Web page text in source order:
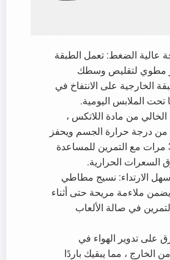
عالية الضغط: تعمل الطبقة
مطوي لتقليص وسطك
الخارجية على الانتفاخ في
تحت الملابس اليومية.
من مادة اللاتكس ،
من درجة حرارة الجسم ويحفز
العرق بما يصل إلى 3 مرات مع التمرين للمساعدة
السعرات الحرارية.
الارتداء: نسيج مطاطي
ملاءمة مريحة حتى أثناء
في صالة الألعاب
على تدوير الهواء في
الخارج ، مما يبقيك باردًا